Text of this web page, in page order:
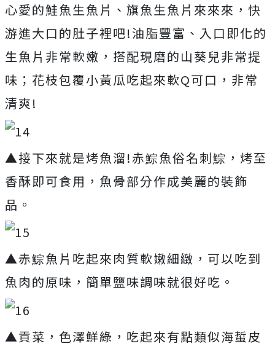
心愛的鮭魚生魚片、旗魚生魚片來來來，快
游進大口的肚子裡吧!油脂豐富、入口即化的
生魚片非常軟嫩，搭配現磨的山葵兒非常提
味；花枝包覆小黃瓜吃起來軟Q可口，非常
清爽!
▲接下來就是烤魚溜!赤鯮魚俗名刺鯮，烤至
香酥即可食用，魚骨部分作成美麗的裝飾
品。
▲赤鯮魚片吃起來肉質軟嫩細緻，可以吃到
魚肉的原味，簡單鹽味調味就很好吃。
▲貢菜，色澤鮮綠，吃起來有點類似海蜇皮